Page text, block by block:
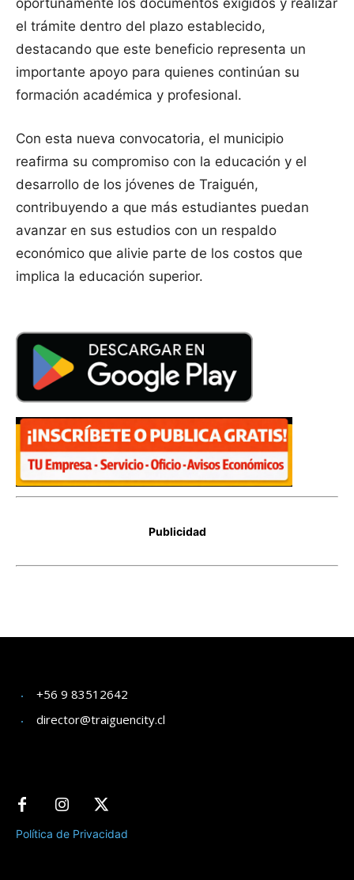
+56 9 83512642
director@traiguencity.cl
Política de Privacidad